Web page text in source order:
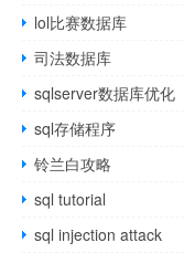
lol比赛数据库
司法数据库
sqlserver数据库优化
sql存储程序
铃兰白攻略
sql tutorial
sql injection attack